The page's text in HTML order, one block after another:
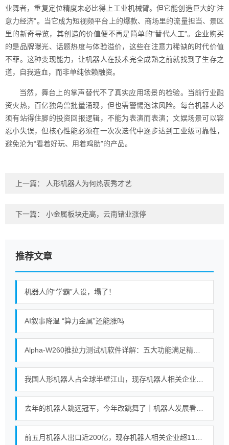
业舞者，重复定位精度未必比得上工业机械臂。但它能创造巨大的“注
意力经济”。当它成为短视频平台上的爆款、商场里的流量担当、景区
里的新奇导览，其创造的价值便不再是简单的“替代人工”。企业购买
的是品牌曝光、话题热度与体验溢价，这些在注意力稀缺的时代价值
不菲。这种变现能力，让机器人在技术完全成熟之前就找到了生存之
道，自我造血，而非单纯依赖融资。
当然，舞台上的掌声替代不了真实应用场景的检验。当前行业融
资火热，百亿独角兽批量涌现，但也需警惕泡沫风险。每台机器人必
须有站得住脚的投资回报逻辑，不能为表演而表演；文娱场景可以容
忍小失误，但核心性能必须在一次次迭代中逐步达到工业级可靠性，
避免沦为“看着好玩、用着鸡肋”的产品。
上一篇： 人形机器人为何热衷秀才艺
下一篇： 小金属板块走高，云南锗业涨停
推荐文章
机器人的“学霸”人设，塌了！
AI叙事降温 “算力金属”还能涨吗